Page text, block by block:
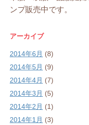
ンプ販売中です。
アーカイブ
2014年6月 (8)
2014年5月 (9)
2014年4月 (7)
2014年3月 (5)
2014年2月 (1)
2014年1月 (3)